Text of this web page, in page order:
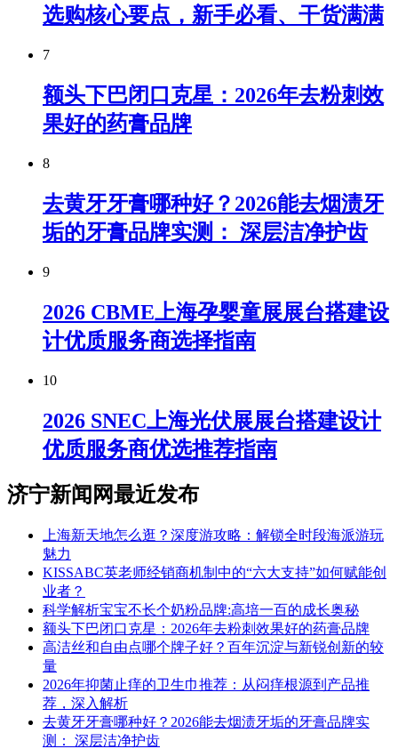
选购核心要点，新手必看、干货满满
7
额头下巴闭口克星：2026年去粉刺效
果好的药膏品牌
8
去黄牙牙膏哪种好？2026能去烟渍牙
垢的牙膏品牌实测： 深层洁净护齿
9
2026 CBME上海孕婴童展展台搭建设
计优质服务商选择指南
10
2026 SNEC上海光伏展展台搭建设计
优质服务商优选推荐指南
济宁新闻网最近发布
上海新天地怎么逛？深度游攻略：解锁全时段海派游玩
魅力
KISSABC英老师经销商机制中的“六大支持”如何赋能创
业者？
科学解析宝宝不长个奶粉品牌:高培一百的成长奥秘
额头下巴闭口克星：2026年去粉刺效果好的药膏品牌
高洁丝和自由点哪个牌子好？百年沉淀与新锐创新的较
量
2026年抑菌止痒的卫生巾推荐：从闷痒根源到产品推
荐，深入解析
去黄牙牙膏哪种好？2026能去烟渍牙垢的牙膏品牌实
测： 深层洁净护齿